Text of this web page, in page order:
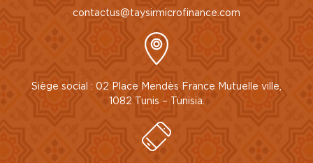
contactus@taysirmicrofinance.com
Siège social : 02 Place Mendès France Mutuelle ville,
1082 Tunis – Tunisia.